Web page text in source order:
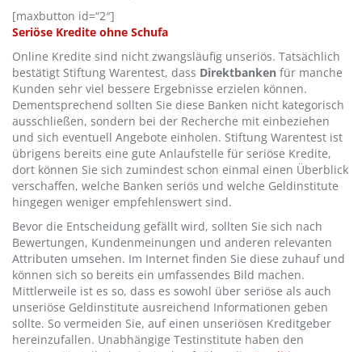
[maxbutton id=“2″]
Seriöse Kredite ohne Schufa
Online Kredite sind nicht zwangsläufig unseriös. Tatsächlich
bestätigt Stiftung Warentest, dass Direktbanken für manche
Kunden sehr viel bessere Ergebnisse erzielen können.
Dementsprechend sollten Sie diese Banken nicht kategorisch
ausschließen, sondern bei der Recherche mit einbeziehen
und sich eventuell Angebote einholen. Stiftung Warentest ist
übrigens bereits eine gute Anlaufstelle für seriöse Kredite,
dort können Sie sich zumindest schon einmal einen Überblick
verschaffen, welche Banken seriös und welche Geldinstitute
hingegen weniger empfehlenswert sind.
Bevor die Entscheidung gefällt wird, sollten Sie sich nach
Bewertungen, Kundenmeinungen und anderen relevanten
Attributen umsehen. Im Internet finden Sie diese zuhauf und
können sich so bereits ein umfassendes Bild machen.
Mittlerweile ist es so, dass es sowohl über seriöse als auch
unseriöse Geldinstitute ausreichend Informationen geben
sollte. So vermeiden Sie, auf einen unseriösen Kreditgeber
hereinzufallen. Unabhängige Testinstitute haben den